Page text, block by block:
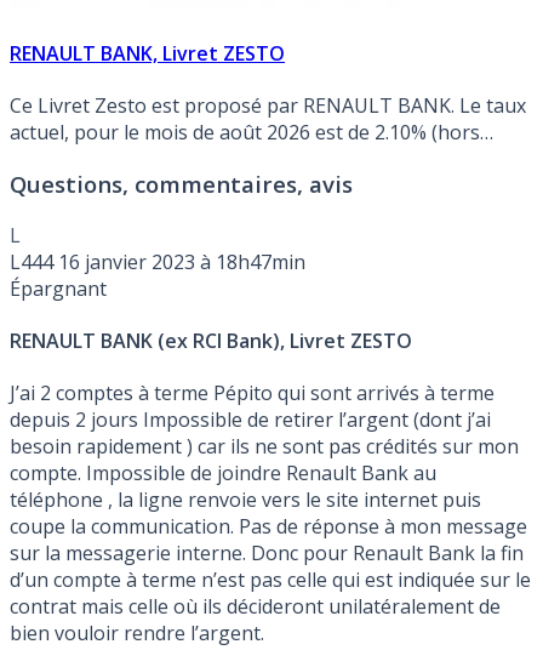
RENAULT BANK, Livret ZESTO
Ce Livret Zesto est proposé par RENAULT BANK. Le taux
actuel, pour le mois de août 2026 est de 2.10% (hors
Questions, commentaires, avis
L
L444 16 janvier 2023 à 18h47min
Épargnant
RENAULT BANK (ex RCI Bank), Livret ZESTO
J’ai 2 comptes à terme Pépito qui sont arrivés à terme
depuis 2 jours Impossible de retirer l’argent (dont j’ai
besoin rapidement ) car ils ne sont pas crédités sur mon
compte. Impossible de joindre Renault Bank au
téléphone , la ligne renvoie vers le site internet puis
coupe la communication. Pas de réponse à mon message
sur la messagerie interne. Donc pour Renault Bank la fin
d’un compte à terme n’est pas celle qui est indiquée sur le
contrat mais celle où ils décideront unilatéralement de
bien vouloir rendre l’argent.